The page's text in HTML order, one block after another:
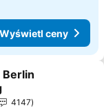
Wyświetl ceny
Berlin
4147